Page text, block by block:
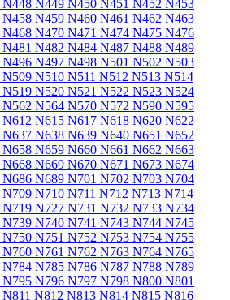
N448 N449 N450 N451 N452 N453
N458 N459 N460 N461 N462 N463
N468 N470 N471 N474 N475 N476
N481 N482 N484 N487 N488 N489
N496 N497 N498 N501 N502 N503
N509 N510 N511 N512 N513 N514
N519 N520 N521 N522 N523 N524
N562 N564 N570 N572 N590 N595
N612 N615 N617 N618 N620 N622
N637 N638 N639 N640 N651 N652
N658 N659 N660 N661 N662 N663
N668 N669 N670 N671 N673 N674
N686 N689 N701 N702 N703 N704
N709 N710 N711 N712 N713 N714
N719 N727 N731 N732 N733 N734
N739 N740 N741 N743 N744 N745
N750 N751 N752 N753 N754 N755
N760 N761 N762 N763 N764 N765
N784 N785 N786 N787 N788 N789
N795 N796 N797 N798 N800 N801
N811 N812 N813 N814 N815 N816